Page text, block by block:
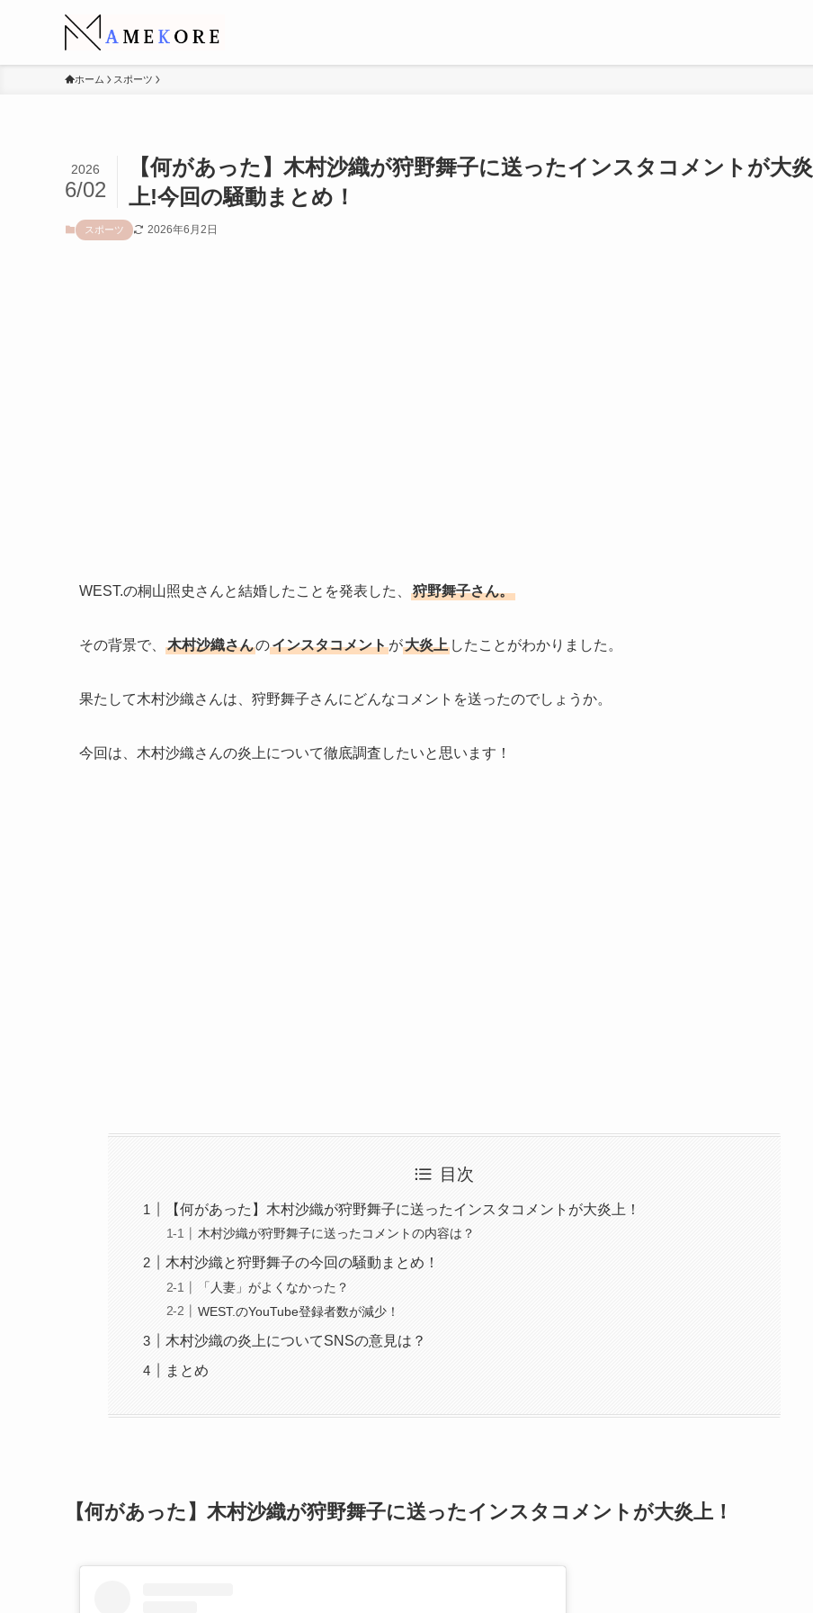
ホーム スポーツ
【何があった】木村沙織が狩野舞子に送ったインスタコメントが大炎
上!今回の騒動まとめ！
2026
6/02
スポーツ 2026年6月2日
WEST.の桐山照史さんと結婚したことを発表した、 狩野舞子さん。
その背景で、 木村沙織さんのインスタコメントが大炎上 したことがわかりました。
果たして木村沙織さんは、狩野舞子さんにどんなコメントを送ったのでしょうか。
今回は、木村沙織さんの炎上について徹底調査したいと思います！
目次
【何があった】木村沙織が狩野舞子に送ったインスタコメントが大炎上！
木村沙織が狩野舞子に送ったコメントの内容は？
木村沙織と狩野舞子の今回の騒動まとめ！
「人妻」がよくなかった？
WEST.のYouTube登録者数が減少！
木村沙織の炎上についてSNSの意見は？
まとめ
【何があった】木村沙織が狩野舞子に送ったインスタコメントが大炎上！